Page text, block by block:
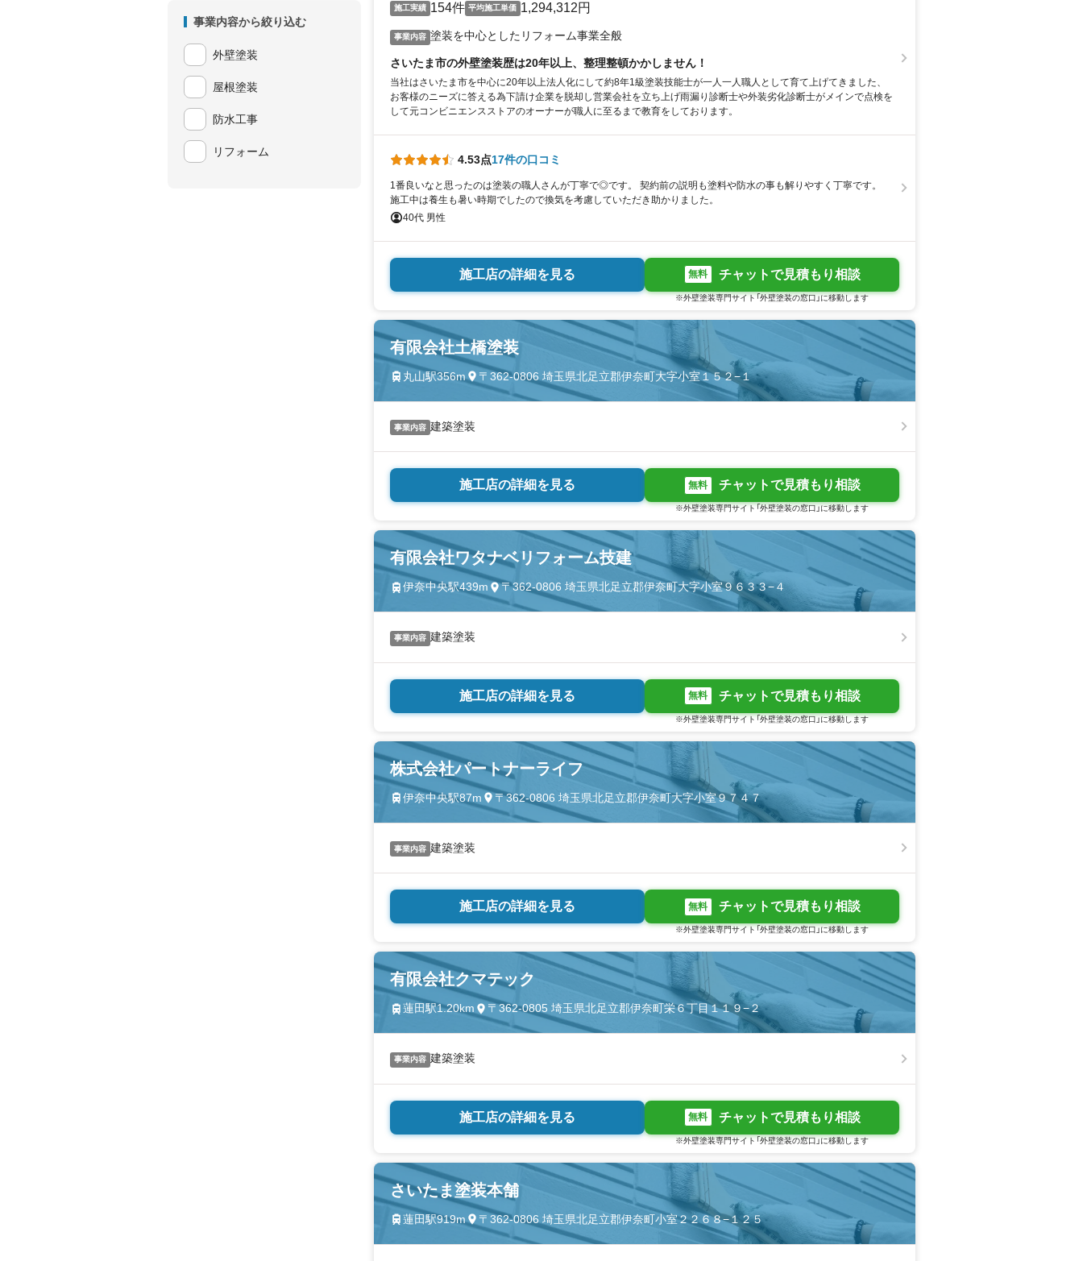
事業内容から絞り込む
外壁塗装
屋根塗装
防水工事
リフォーム
施工実績 154件 平均施工単価 1,294,312円
事業内容 塗装を中心としたリフォーム事業全般
さいたま市の外壁塗装歴は20年以上、整理整頓かかしません！
当社はさいたま市を中心に20年以上法人化にして約8年1級塗装技能士が一人一人職人として育て上げてきました、
お客様のニーズに答える為下請け企業を脱却し営業会社を立ち上げ雨漏り診断士や外装劣化診断士がメインで点検を
して元コンビニエンスストアのオーナーが職人に至るまで教育をしております。
4.53点17件の口コミ
1番良いなと思ったのは塗装の職人さんが丁寧で◎です。 契約前の説明も塗料や防水の事も解りやすく丁寧です。
施工中は養生も暑い時期でしたので換気を考慮していただき助かりました。
40代 男性
施工店の詳細を見る 無料 チャットで見積もり相談
※外壁塗装専門サイト「外壁塗装の窓口」に移動します
有限会社土橋塗装
丸山駅356m 〒362-0806 埼玉県北足立郡伊奈町大字小室１５２−１
事業内容 建築塗装
施工店の詳細を見る 無料 チャットで見積もり相談
※外壁塗装専門サイト「外壁塗装の窓口」に移動します
有限会社ワタナベリフォーム技建
伊奈中央駅439m 〒362-0806 埼玉県北足立郡伊奈町大字小室９６３３−４
事業内容 建築塗装
施工店の詳細を見る 無料 チャットで見積もり相談
※外壁塗装専門サイト「外壁塗装の窓口」に移動します
株式会社パートナーライフ
伊奈中央駅87m 〒362-0806 埼玉県北足立郡伊奈町大字小室９７４７
事業内容 建築塗装
施工店の詳細を見る 無料 チャットで見積もり相談
※外壁塗装専門サイト「外壁塗装の窓口」に移動します
有限会社クマテック
蓮田駅1.20km 〒362-0805 埼玉県北足立郡伊奈町栄６丁目１１９−２
事業内容 建築塗装
施工店の詳細を見る 無料 チャットで見積もり相談
※外壁塗装専門サイト「外壁塗装の窓口」に移動します
さいたま塗装本舗
蓮田駅919m 〒362-0806 埼玉県北足立郡伊奈町小室２２６８−１２５